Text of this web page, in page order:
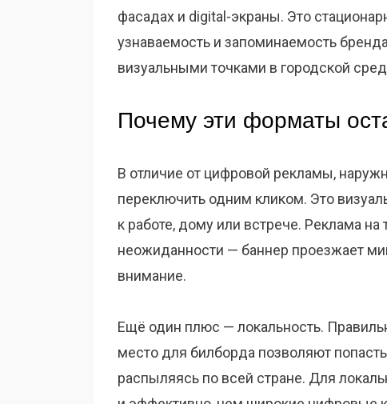
фасадах и digital-экраны. Это
узнаваемость и запоминаемость
визуальными точками в городской
Почему эти форматы
В отличие от цифровой рекламы,
переключить одним кликом. Это
к работе, дому или встрече. Реклама
неожиданности — баннер проезжает
внимание.
Ещё один плюс — локальность.
место для билборда позволяют
распыляясь по всей стране. Для